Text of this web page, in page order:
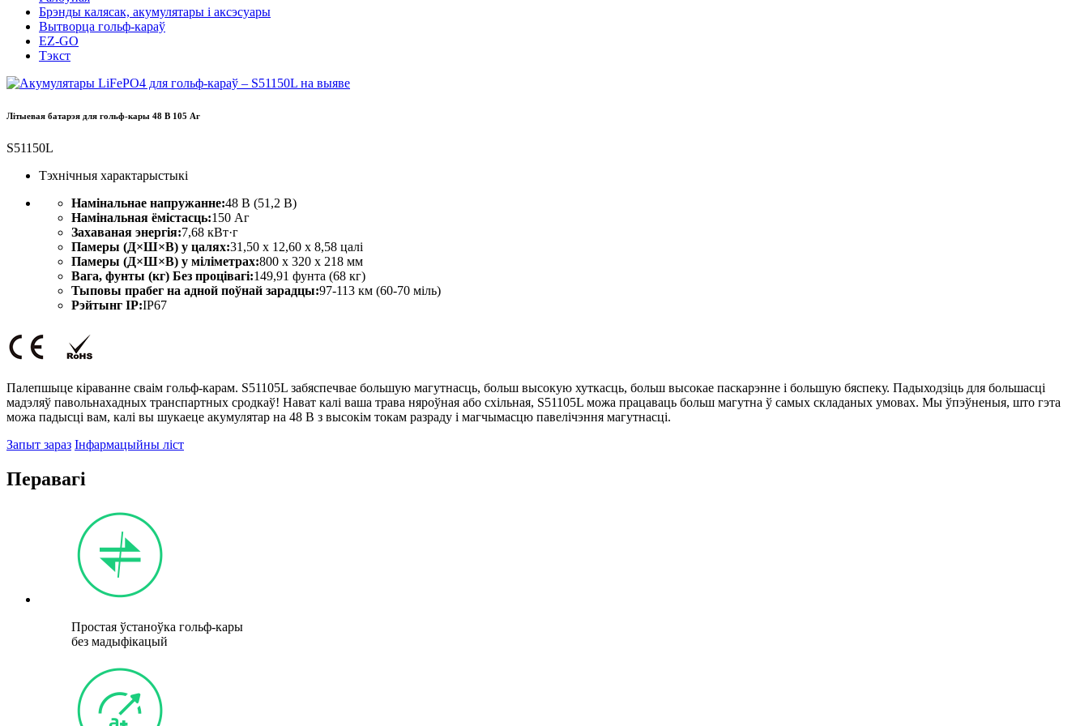
Брэнды калясак, акумулятары і аксэсуары
Вытворца гольф-караў
EZ-GO
Тэкст
Літыевая батарэя для гольф-кары 48 В 105 Аг
S51150L
Тэхнічныя характарыстыкі
Намінальнае напружанне:48 В (51,2 В)
Намінальная ёмістасць:150 Аг
Захаваная энергія:7,68 кВт·г
Памеры (Д×Ш×В) у цалях:31,50 х 12,60 х 8,58 цалі
Памеры (Д×Ш×В) у міліметрах:800 х 320 х 218 мм
Вага, фунты (кг) Без процівагі:149,91 фунта (68 кг)
Тыповы прабег на адной поўнай зарадцы:97-113 км (60-70 міль)
Рэйтынг IP:IP67
Палепшыце кіраванне сваім гольф-карам. S51105L забяспечвае большую магутнасць, больш высокую хуткасць, больш высокае паскарэнне і большую бяспеку. Падыходзіць для большасці
мадэляў павольнахадных транспартных сродкаў! Нават калі ваша трава няроўная або схільная, S51105L можа працаваць больш магутна ў самых складаных умовах. Мы ўпэўненыя, што гэта
можа падысці вам, калі вы шукаеце акумулятар на 48 В з высокім токам разраду і магчымасцю павелічэння магутнасці.
Запыт зараз Інфармацыйны ліст
Перавагі
Простая ўстаноўка гольф-кары
без мадыфікацый